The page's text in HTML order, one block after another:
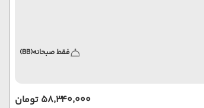
فقط صبحانه(BB)
۵۸٬۳۴۰٬۰۰۰ تومان